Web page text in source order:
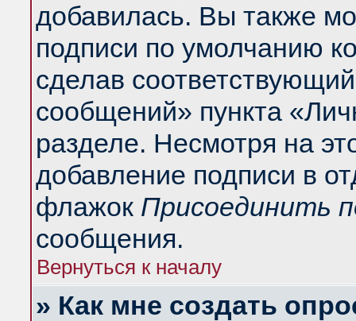
добавилась. Вы также
подписи по умолчанию
сделав
сообщений» пункта
разделе. Несмотря на
добавление подписи в
флажок Присоединить
сообщения.
Вернуться к началу
» Как мне создать